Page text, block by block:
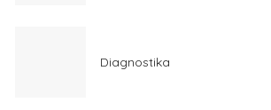
Diagnostika